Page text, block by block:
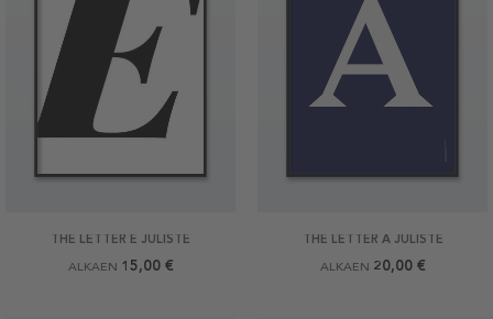
THE LETTER E JULISTE
ALKAEN 15,00 €
THE LETTER A JULISTE
ALKAEN 20,00 €